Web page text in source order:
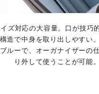
ズ対応の大容量。口が技巧
造で中身を取り出しやすい
ルーで、オーガナイザーの
り外して使うことが可能。